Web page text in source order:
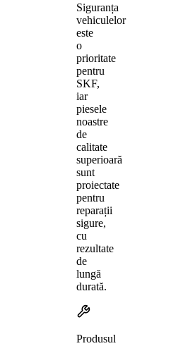
Siguranța
vehiculelor
este
o
prioritate
pentru
SKF,
iar
piesele
noastre
de
calitate
superioară
sunt
proiectate
pentru
reparații
sigure,
cu
rezultate
de
lungă
durată.
Produsul